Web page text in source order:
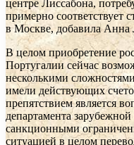
центре Лиссабона,
примерно соответствует
в Москве, добавила Анна
В целом приобретение
Португалии сейчас
несколькими
имели действующих
препятствием является
департамента
санкционными
ситуацией в целом